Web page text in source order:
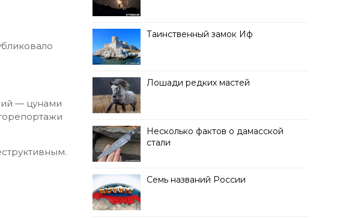
— цунами
Таинственный замок Иф
Лошади редких мастей
Несколько фактов о дамасской
стали
Семь названий России